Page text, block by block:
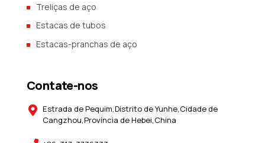
Treliças de aço
Estacas de tubos
Estacas-pranchas de aço
Contate-nos
Estrada de Pequim,Distrito de Yunhe,Cidade de
Cangzhou,Província de Hebei,China